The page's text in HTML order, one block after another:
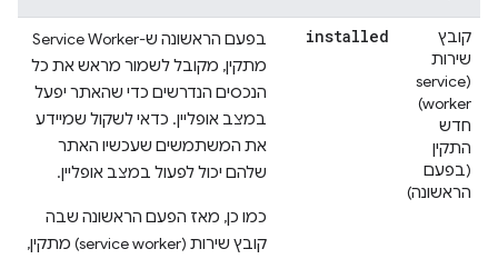
קובץ
שירות
(service
worker)
חדש
התקין
(בפעם
הראשונה)
installed
בפעם הראשונה ש-Service Worker
מתקין, מקובל לשמור מראש את כל
הנכסים הנדרשים כדי שהאתר יפעל
במצב אופליין. כדאי לשקול שמיידע
את המשתמשים שעכשיו האתר
שלהם יכול לפעול במצב אופליין.
כמו כן, מאז הפעם הראשונה שבה
קובץ שירות (service worker) מתקין,